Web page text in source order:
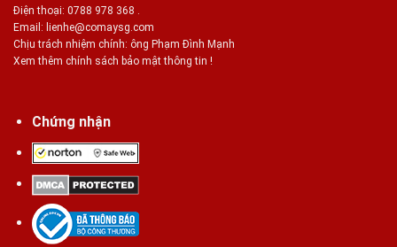
Điện thoại: 0788 978 368 .
Email: lienhe@comaysg.com
Chịu trách nhiệm chính: ông Phạm Đình Mạnh
Xem thêm chính sách bảo mật thông tin !
Chứng nhận